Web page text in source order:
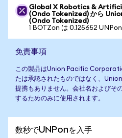
Global X Robotics &
(Ondo Tokenized) から
(Ondo Tokenized)
1 BOTZon は 0.125652
免責事項
この製品はUnion Pacific
たは承認されたものではなく、
提携もありません。会社名およびそ
するためのみに使用されます。
数秒でUNPonを入手